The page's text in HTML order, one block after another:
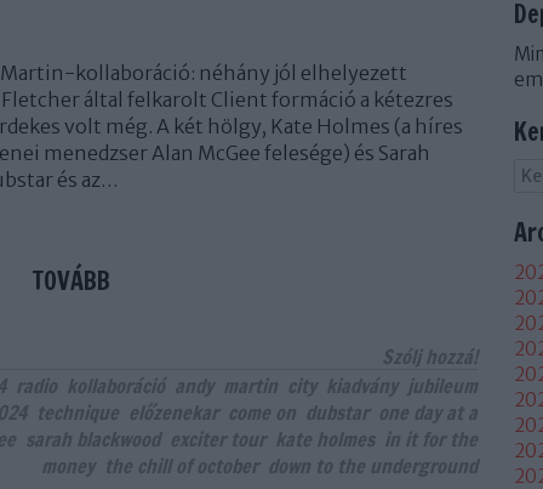
Martin-kollaboráció: néhány jól elhelyezett
Fletcher által felkarolt Client formáció a kétezres
volt még. A két hölgy, Kate Holmes (a híres
menedzser Alan McGee felesége) és Sarah
és az…
TOVÁBB
Szólj hozzá!
radio kollaboráció andy martin city kiadvány jubileum
technique előzenekar come on dubstar one day at a
sarah blackwood exciter tour kate holmes in it for the
money the chill of october down to the underground